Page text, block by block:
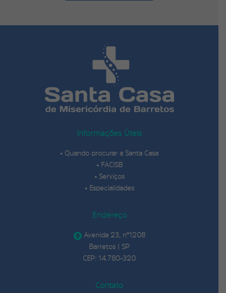
Informações Úteis
• Quando procurar a Santa Casa
• FACISB
• Serviços
• Especialidades
Endereço
Avenida 23, n°1208
Barretos | SP
CEP: 14.780-320
Contato